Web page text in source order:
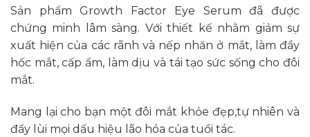
Sản phẩm Growth Factor Eye Serum đã được
chứng minh lâm sàng. Với thiết kế nhằm giảm sự
xuất hiện của các rãnh và nếp nhăn ở mắt, làm đầy
hốc mắt, cấp ẩm, làm dịu và tái tạo sức sống cho đôi
mắt.
Mang lại cho bạn một đôi mắt khỏe đẹp,tự nhiên và
đẩy lùi mọi dấu hiệu lão hóa của tuổi tác.